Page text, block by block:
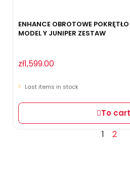
ENHANCE OBROTOWE
MODEL Y JUNIPER ZESTAW
zł1,599.00
Last items in stock
To cart
1 2